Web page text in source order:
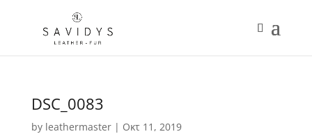
DSC_0083
by leathermaster| Οκτ 11, 2019